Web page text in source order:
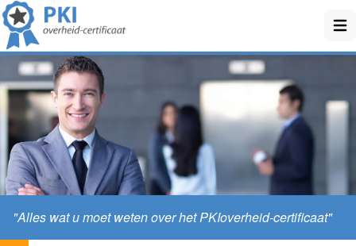
"Alles wat u moet weten over het PKIoverheid-certificaat"